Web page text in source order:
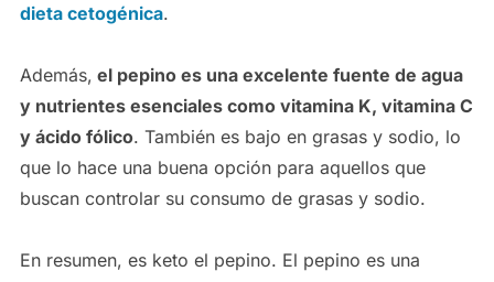
dieta cetogénica.
Además, el pepino es una excelente fuente de agua
y nutrientes esenciales como vitamina K, vitamina C
y ácido fólico. También es bajo en grasas y sodio, lo
que lo hace una buena opción para aquellos que
buscan controlar su consumo de grasas y sodio.
En resumen, es keto el pepino. El pepino es una